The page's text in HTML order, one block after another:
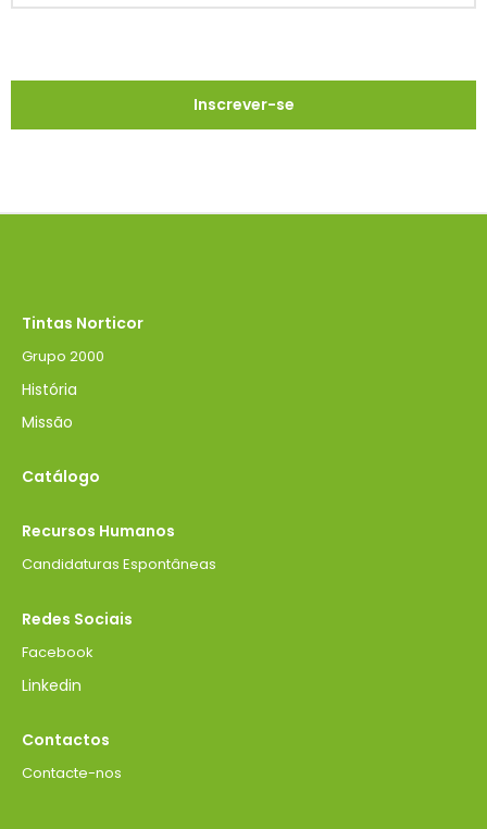
Tintas Norticor
Grupo 2000
História
Missão
Catálogo
Recursos Humanos
Candidaturas Espontâneas
Redes Sociais
Facebook
Linkedin
Contactos
Contacte-nos